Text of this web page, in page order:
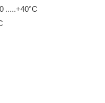
.....+40°С